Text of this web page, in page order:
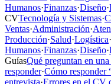
Humanos·Finanzas·Diseño·
CVTecnología y Sistemas·
Ventas·Administración·
Producción·Salud·Logística·
Humanos·Finanzas·Diseño·
GuíasQué preguntan en
responder·Cómo responder